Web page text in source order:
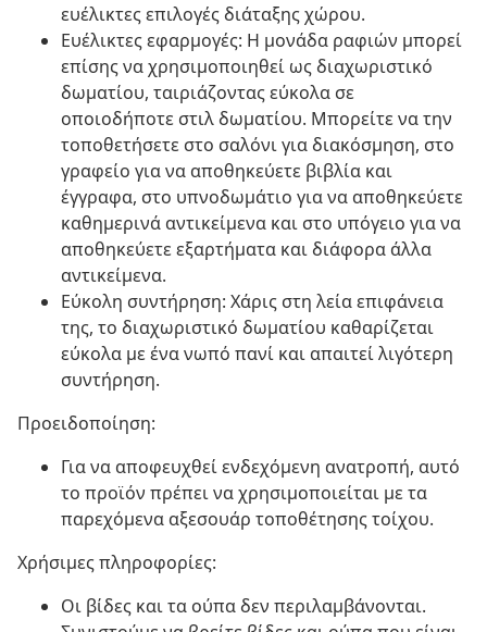
ευέλικτες επιλογές διάταξης χώρου.
Ευέλικτες εφαρμογές: Η μονάδα ραφιών μπορεί
επίσης να χρησιμοποιηθεί ως διαχωριστικό
δωματίου, ταιριάζοντας εύκολα σε
οποιοδήποτε στιλ δωματίου. Μπορείτε να την
τοποθετήσετε στο σαλόνι για διακόσμηση, στο
γραφείο για να αποθηκεύετε βιβλία και
έγγραφα, στο υπνοδωμάτιο για να αποθηκεύετε
καθημερινά αντικείμενα και στο υπόγειο για να
αποθηκεύετε εξαρτήματα και διάφορα άλλα
αντικείμενα.
Εύκολη συντήρηση: Χάρις στη λεία επιφάνεια
της, το διαχωριστικό δωματίου καθαρίζεται
εύκολα με ένα νωπό πανί και απαιτεί λιγότερη
συντήρηση.
Προειδοποίηση:
Για να αποφευχθεί ενδεχόμενη ανατροπή, αυτό
το προϊόν πρέπει να χρησιμοποιείται με τα
παρεχόμενα αξεσουάρ τοποθέτησης τοίχου.
Χρήσιμες πληροφορίες:
Οι βίδες και τα ούπα δεν περιλαμβάνονται.